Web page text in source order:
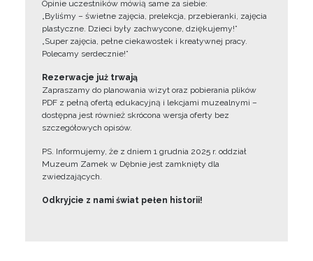
Opinie uczestników mówią same za siebie:
„Byliśmy – świetne zajęcia, prelekcja, przebieranki, zajęcia
plastyczne. Dzieci były zachwycone, dziękujemy!”
„Super zajęcia, pełne ciekawostek i kreatywnej pracy.
Polecamy serdecznie!”
Rezerwacje już trwają
Zapraszamy do planowania wizyt oraz pobierania plików
PDF z pełną ofertą edukacyjną i lekcjami muzealnymi –
dostępna jest również skrócona wersja oferty bez
szczegółowych opisów.
PS. Informujemy, że z dniem 1 grudnia 2025 r. oddział
Muzeum Zamek w Dębnie jest zamknięty dla
zwiedzających.
Odkryjcie z nami świat pełen historii!